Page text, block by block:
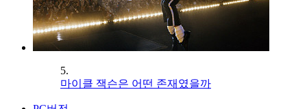
5.
마이클 잭슨은 어떤 존재였을까